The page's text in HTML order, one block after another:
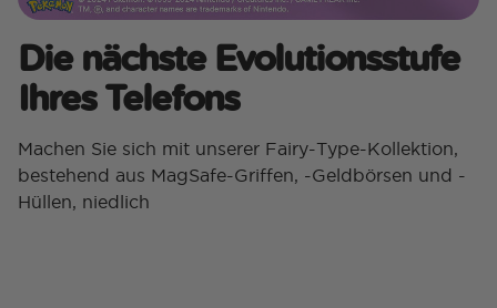
Die nächste Evolutionsstufe
Ihres Telefons
Machen Sie sich mit unserer Fairy-Type-Kollektion,
bestehend aus MagSafe-Griffen, -Geldbörsen und -
Hüllen, niedlich